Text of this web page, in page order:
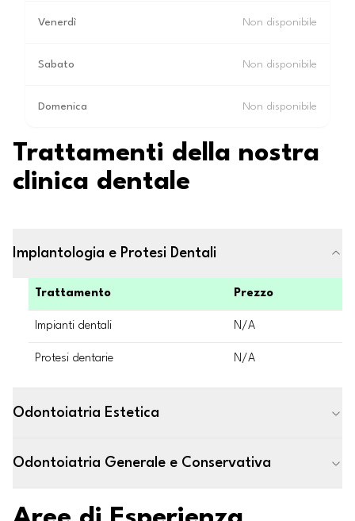
Venerdì Non disponibile
Sabato Non disponibile
Domenica Non disponibile
Trattamenti della nostra
clinica dentale
Implantologia e Protesi Dentali
Trattamento Prezzo
Impianti dentali N/A
Protesi dentarie N/A
Odontoiatria Estetica
Odontoiatria Generale e Conservativa